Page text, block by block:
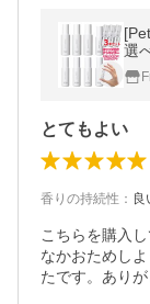
選
は
とてもよい
香りの持続性 ： 良
こちらを購入
なかおためし
たです。あり